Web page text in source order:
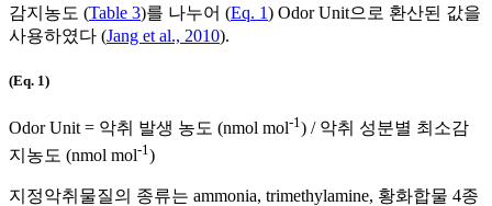
감지농도 (Table 3)를 나누어 (Eq. 1) Odor Unit으로 환산된 값을
사용하였다 (Jang et al., 2010).
(Eq. 1)
Odor Unit = 악취 발생 농도 (nmol mol-1) / 악취 성분별 최소감
지농도 (nmol mol-1 )
지정악취물질의 종류는 ammonia, trimethylamine, 황화합물 4종